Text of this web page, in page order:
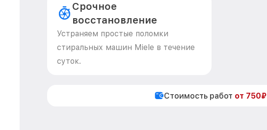
Срочное
восстановление
Устраняем простые поломки
стиральных машин Miele в течение
суток.
Стоимость работ от 750₽